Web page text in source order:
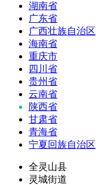
湖南省
广东省
广西壮族自治区
海南省
重庆市
四川省
贵州省
云南省
陕西省
甘肃省
青海省
宁夏回族自治区
全灵山县
灵城街道